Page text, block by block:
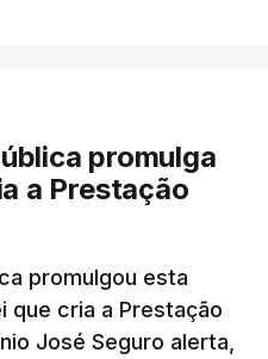
promulga
a Prestação
promulgou esta
cria a Prestação
José Seguro alerta,